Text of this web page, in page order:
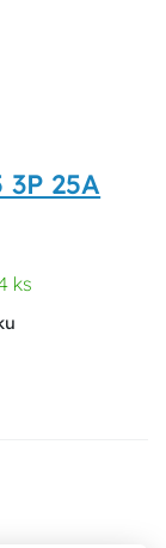
25A
ks